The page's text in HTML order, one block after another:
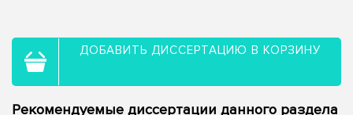
ДОБАВИТЬ ДИССЕРТАЦИЮ В КОРЗИНУ
Рекомендуемые диссертации данного раздела